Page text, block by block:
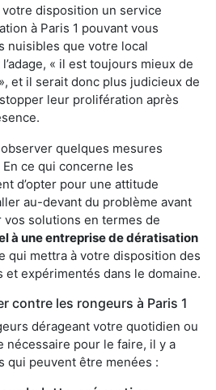
disposition un service
à Paris 1 pouvant vous
nuisibles que votre local
« il est toujours mieux de
et il serait donc plus judicieux de
leur prolifération après
quelques mesures
ce qui concerne les
d’opter pour une attitude
au-devant du problème avant
vos solutions en termes de
à une entreprise de dératisation
qui mettra à votre disposition des
expérimentés dans le domaine.
contre les rongeurs à Paris 1
dérageant votre quotidien ou
pour le faire, il y a
qui peuvent être menées :